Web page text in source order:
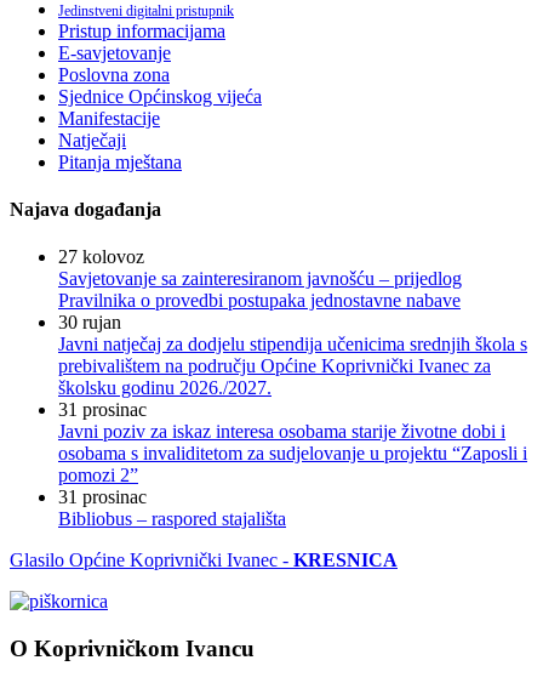
Jedinstveni digitalni pristupnik
Pristup informacijama
E-savjetovanje
Poslovna zona
Sjednice Općinskog vijeća
Manifestacije
Natječaji
Pitanja mještana
Najava događanja
27 kolovoz
Savjetovanje sa zainteresiranom javnošću – prijedlog
Pravilnika o provedbi postupaka jednostavne nabave
30 rujan
Javni natječaj za dodjelu stipendija učenicima srednjih škola s
prebivalištem na području Općine Koprivnički Ivanec za
školsku godinu 2026./2027.
31 prosinac
Javni poziv za iskaz interesa osobama starije životne dobi i
osobama s invaliditetom za sudjelovanje u projektu “Zaposli i
pomozi 2”
31 prosinac
Bibliobus – raspored stajališta
Glasilo Općine Koprivnički Ivanec - KRESNICA
O Koprivničkom Ivancu